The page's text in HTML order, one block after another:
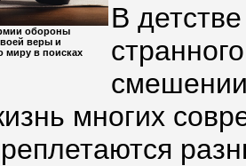
обороны
веры и
миру в поисках
В
многих